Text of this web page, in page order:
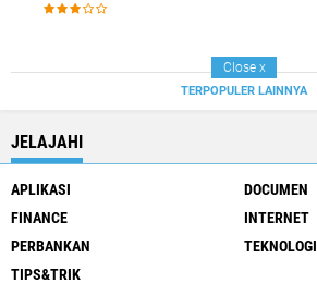
TERPOPULER LAINNYA
JELAJAHI
APLIKASI
DOCUMEN
FINANCE
INTERNET
PERBANKAN
TEKNOLOGI
TIPS&TRIK
Close x